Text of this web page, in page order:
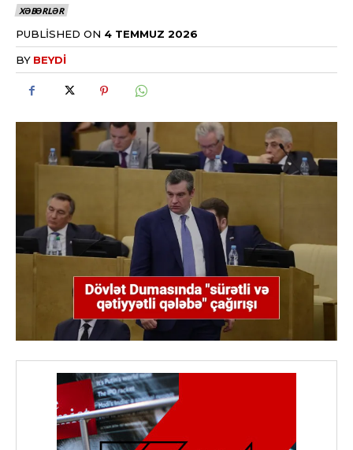
XƏBƏRLƏR
PUBLISHED ON 4 TEMMUZ 2026
BY BEYDI